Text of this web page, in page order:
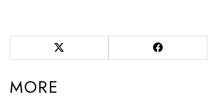
MORE